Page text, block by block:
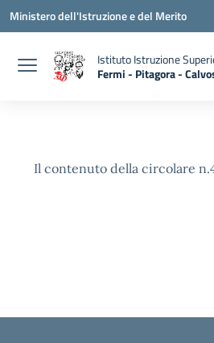
Vai ai contenuti
Vai al menu di navigazione
Vai al footer
Ministero dell'Istruzione e del Merito
Istituto Istruzione
Fermi - Pitagora -
— Visita la pagina
Il contenuto della circolare